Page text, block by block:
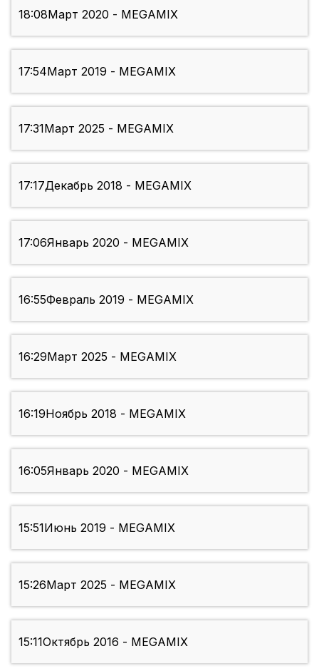
18:08Март 2020 - MEGAMIX
17:54Март 2019 - MEGAMIX
17:31Март 2025 - MEGAMIX
17:17Декабрь 2018 - MEGAMIX
17:06Январь 2020 - MEGAMIX
16:55Февраль 2019 - MEGAMIX
16:29Март 2025 - MEGAMIX
16:19Ноябрь 2018 - MEGAMIX
16:05Январь 2020 - MEGAMIX
15:51Июнь 2019 - MEGAMIX
15:26Март 2025 - MEGAMIX
15:11Октябрь 2016 - MEGAMIX